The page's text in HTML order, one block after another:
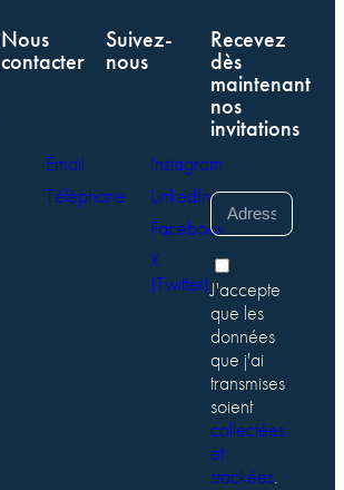
Nous
contacter
Email
Téléphone
Suivez-
nous
Instagram
LinkedIn
Facebook
X
(Twitter)
Recevez
dès
maintenant
nos
invitations
J'accepte
que les
données
que j'ai
transmises
soient
collectées
et
stockées.